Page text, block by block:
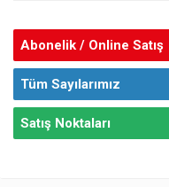
Abonelik / Online Satış
Tüm Sayılarımız
Satış Noktaları